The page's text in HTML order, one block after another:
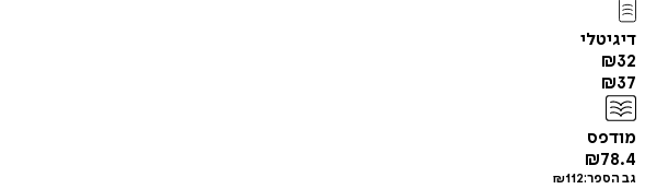
דיגיטלי
₪32
₪37
מודפס
₪78.4
גב הספר: ₪112